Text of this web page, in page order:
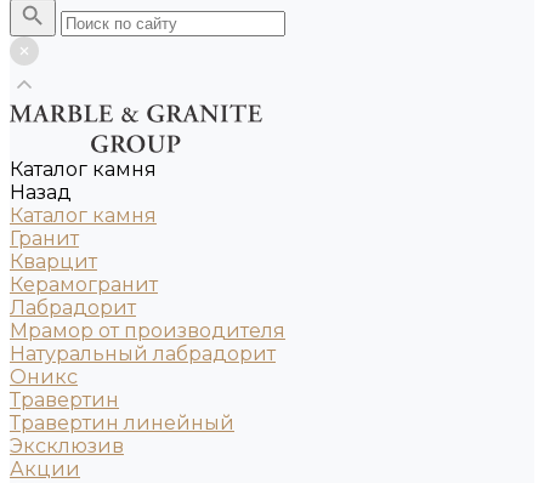
Каталог камня
Назад
Каталог камня
Гранит
Кварцит
Керамогранит
Лабрадорит
Мрамор от производителя
Натуральный лабрадорит
Оникс
Травертин
Травертин линейный
Эксклюзив
Акции